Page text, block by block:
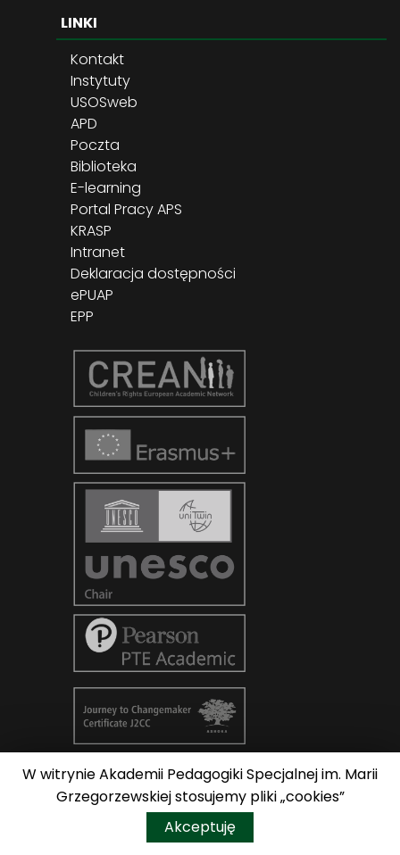
LINKI
Kontakt
Instytuty
USOSweb
APD
Poczta
Biblioteka
E-learning
Portal Pracy APS
KRASP
Intranet
Deklaracja dostępności
ePUAP
EPP
© Copyright 2026AKADEMIA
PEDAGOGIKI SPECJALNEJ im. Marii
Grzegorzewskiej
W witrynie Akademii Pedagogiki Specjalnej im. Marii
Grzegorzewskiej stosujemy pliki „cookies”
Akceptuję